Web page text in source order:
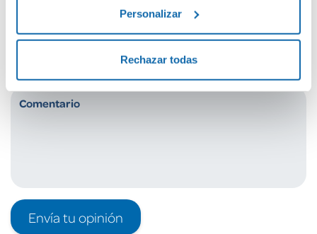
Personalizar
Rechazar todas
¡Sé el primero en valorar este producto!
Envía tu opinión